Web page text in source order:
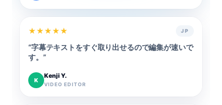
★★★★★ JP
“字幕テキストをすぐ取り出せるので編集が速いで
す。 ”
K
Kenji Y.
VIDEO EDITOR